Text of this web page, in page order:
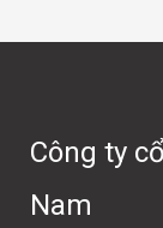
Công ty
Nam